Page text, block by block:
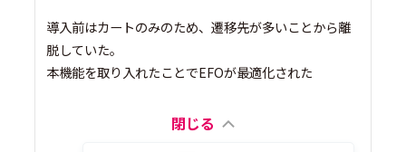
導入前はカートのみのため、遷移先が多いことから離
脱していた。
本機能を取り入れたことでEFOが最適化された
閉じる